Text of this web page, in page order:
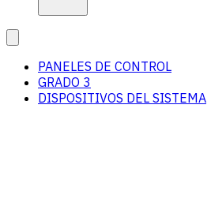
PANELES DE CONTROL
GRADO 3
DISPOSITIVOS DEL SISTEMA